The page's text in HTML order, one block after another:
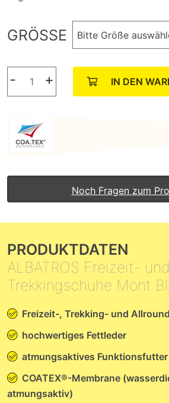
GRÖSSE Bitte Größe
- + IN DEN
Noch Fragen zum
PRODUKTDATEN
ALBATROS Freizeit- und
Trekkingschuhe Mont
Freizeit-, Trekking- und
hochwertiges Fettleder
atmungsaktives Funktionsfutter
COATEX®-Membrane
atmungsaktiv)